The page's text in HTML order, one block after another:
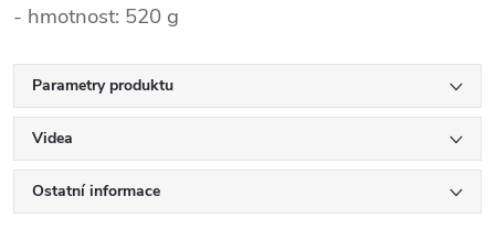
- hmotnost: 520 g
Parametry produktu
Videa
Ostatní informace